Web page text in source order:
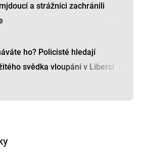
a strážníci zachránili
ho? Policisté hledají
svědka vloupání v Liberci